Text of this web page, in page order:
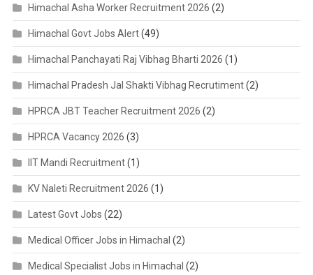
Himachal Asha Worker Recruitment 2026 (2)
Himachal Govt Jobs Alert(49)
Himachal Panchayati Raj Vibhag Bharti 2026 (1)
Himachal Pradesh Jal Shakti Vibhag Recrutiment(2)
HPRCA JBT Teacher Recruitment 2026 (2)
HPRCA Vacancy 2026 (3)
IIT Mandi Recruitment(1)
KV Naleti Recruitment 2026 (1)
Latest Govt Jobs (22)
Medical Officer Jobs in Himachal (2)
Medical Specialist Jobs in Himachal (2)